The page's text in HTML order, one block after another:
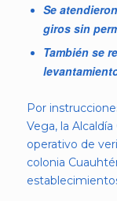
Se
giros sin
También se
Por
Vega, la
operativo de
colonia